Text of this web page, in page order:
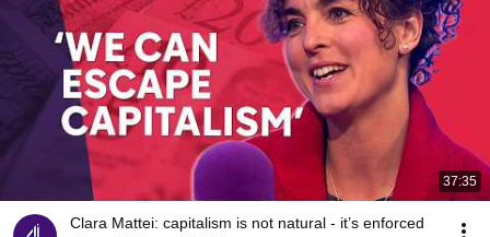
37:35
Clara Mattei: capitalism is not natural - it’s enforced